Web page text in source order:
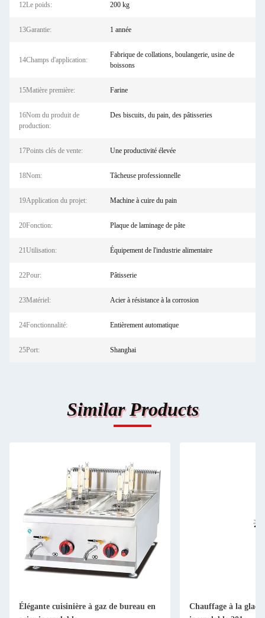
12Le poids: 200 kg
13Garantie: 1 année
14Champs d'application:
Fabrique de collations, boulangerie, usine de
boissons
15Matière première: Farine
16Nom du produit de
production:
Des biscuits, du pain, des pâtisseries
17Points clés de vente: Une productivité élevée
18Nom: Tâcheuse professionnelle
19Application du projet: Machine à cuire du pain
20Fonction: Plaque de laminage de pâte
21Utilisation: Équipement de l'industrie alimentaire
22Pour: Pâtisserie
23Matériel: Acier à résistance à la corrosion
24Fonctionnalité: Entièrement automatique
25Port: Shanghai
Similar Products
Élégante cuisinière à gaz de bureau en
Chauffage à la glace